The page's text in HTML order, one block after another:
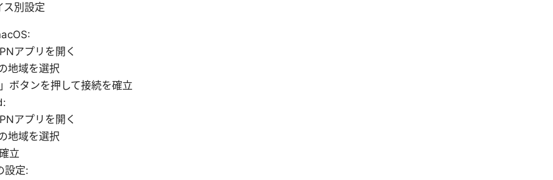
ス別設定
アプリを開く
地域を選択
」ボタンを押して接続を確立
アプリを開く
地域を選択
立
設定: